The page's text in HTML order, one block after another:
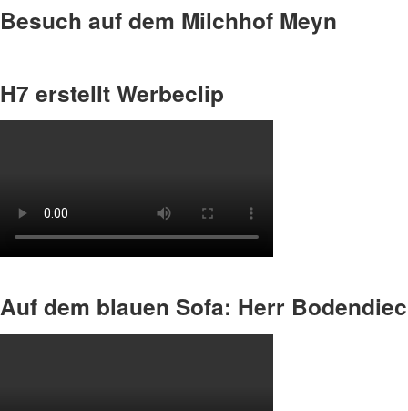
Besuch auf dem Milchhof Meyn
H7 erstellt Werbeclip
Auf dem blauen Sofa: Herr